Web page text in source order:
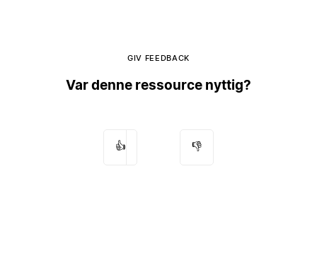
GIV FEEDBACK
Var denne ressource nyttig?
👍 👎